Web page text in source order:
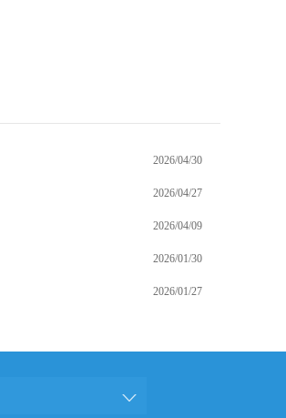
2026/04/30
2026/04/27
2026/04/09
2026/01/30
2026/01/27